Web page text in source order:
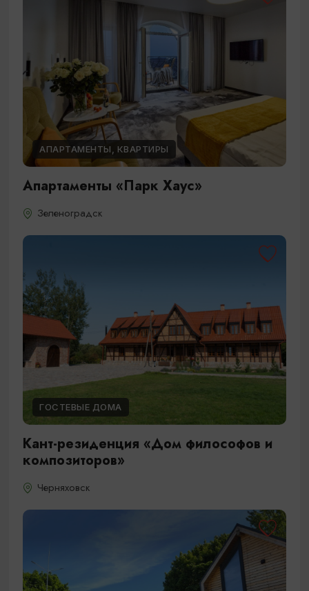
АПАРТАМЕНТЫ, КВАРТИРЫ
Апартаменты «Парк Хаус»
Зеленоградск
ГОСТЕВЫЕ ДОМА
Кант-резиденция «Дом философов и
композиторов»
Черняховск